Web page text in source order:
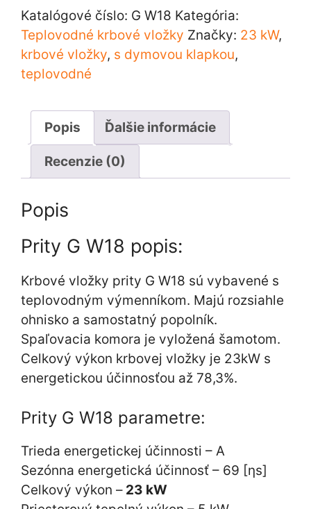
Katalógové číslo: G W18 Kategória:
Teplovodné krbové vložky Značky: 23 kW,
krbové vložky, s dymovou klapkou,
teplovodné
Popis Ďalšie informácie
Recenzie (0)
Popis
Prity G W18 popis:
Krbové vložky prity G W18 sú vybavené s
teplovodným výmenníkom. Majú rozsiahle
ohnisko a samostatný popolník.
Spaľovacia komora je vyložená šamotom.
Celkový výkon krbovej vložky je 23kW s
energetickou účinnosťou až 78,3%.
Prity G W18 parametre:
Trieda energetickej účinnosti – A
Sezónna energetická účinnosť – 69 [ηs]
Celkový výkon – 23 kW